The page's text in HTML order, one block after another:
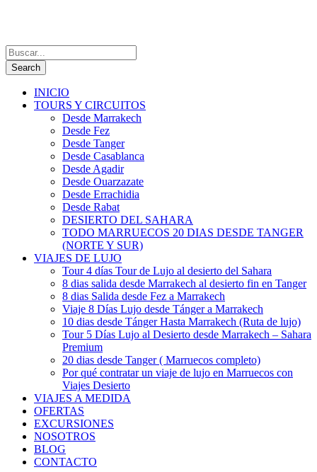
INICIO
TOURS Y CIRCUITOS
Desde Marrakech
Desde Fez
Desde Tanger
Desde Casablanca
Desde Agadir
Desde Ouarzazate
Desde Errachidia
Desde Rabat
DESIERTO DEL SAHARA
TODO MARRUECOS 20 DIAS DESDE TANGER
(NORTE Y SUR)
VIAJES DE LUJO
Tour 4 días Tour de Lujo al desierto del Sahara
8 dias salida desde Marrakech al desierto fin en Tanger
8 dias Salida desde Fez a Marrakech
Viaje 8 Días Lujo desde Tánger a Marrakech
10 dias desde Tánger Hasta Marrakech (Ruta de lujo)
Tour 5 Días Lujo al Desierto desde Marrakech – Sahara
Premium
20 dias desde Tanger ( Marruecos completo)
Por qué contratar un viaje de lujo en Marruecos con
Viajes Desierto
VIAJES A MEDIDA
OFERTAS
EXCURSIONES
NOSOTROS
BLOG
CONTACTO